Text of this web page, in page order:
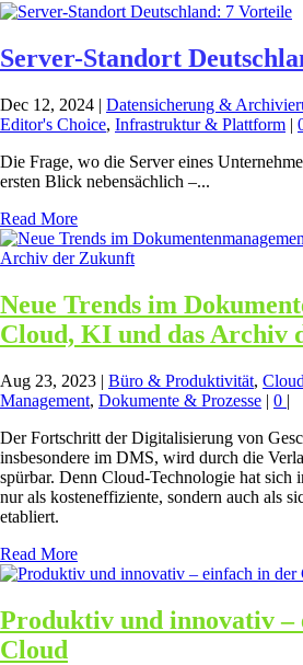
Server-Standort
Dec 12, 2024 | Datensicherung &
Editor's Choice, Infrastruktur & Plattform |
Die Frage, wo die Server eines
ersten Blick nebensächlich –...
Read More
Neue Trends im
Cloud, KI und das Archiv
Aug 23, 2023 | Büro & Produktivität,
Management, Dokumente & Prozesse | 0 |
Der Fortschritt der Digitalisierung von
insbesondere im DMS, wird durch die
spürbar. Denn Cloud-Technologie hat sich
nur als kosteneffiziente, sondern auch als
etabliert.
Read More
Produktiv und innovativ –
Cloud